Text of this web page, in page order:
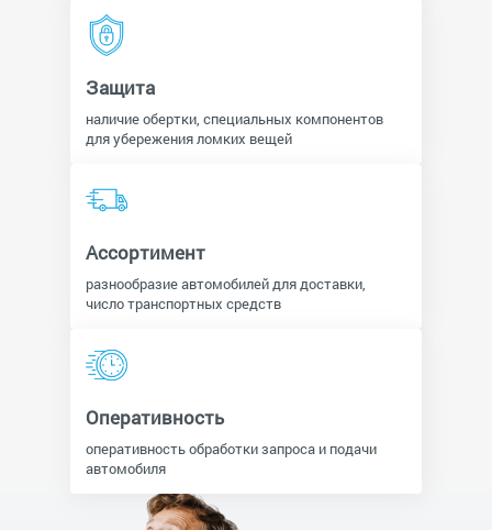
Защита
наличие обертки, специальных компонентов
для убережения ломких вещей
Ассортимент
разнообразие автомобилей для доставки,
число транспортных средств
Оперативность
оперативность обработки запроса и подачи
автомобиля